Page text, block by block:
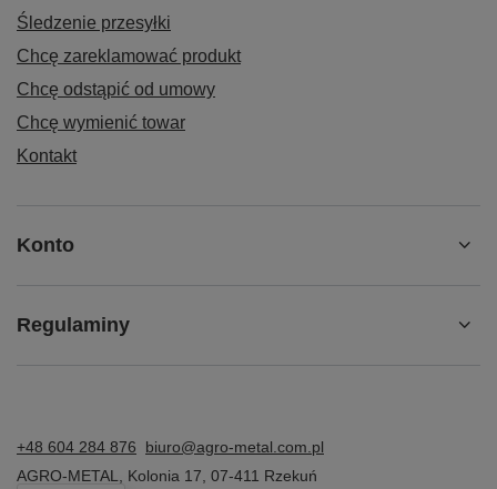
Śledzenie przesyłki
Chcę zareklamować produkt
Chcę odstąpić od umowy
Chcę wymienić towar
Kontakt
Konto
Regulaminy
+48 604 284 876
biuro@agro-metal.com.pl
AGRO-METAL
Kolonia 17 07-411 Rzekuń